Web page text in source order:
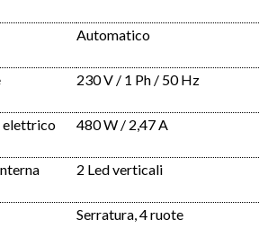
elettrico
Automatico
230 V / 1 Ph / 50 Hz
480 W / 2,47 A
2 Led verticali
Serratura, 4 ruote